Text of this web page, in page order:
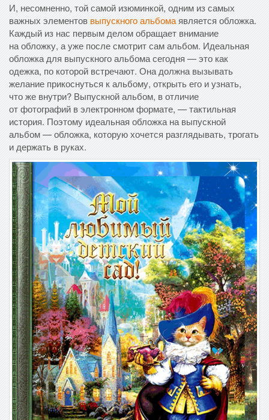
И, несомненно, той самой изюминкой, одним из самых
важных элементов выпускного альбома является обложка.
Каждый из нас первым делом обращает внимание
на обложку, а уже после смотрит сам альбом. Идеальная
обложка для выпускного альбома сегодня — это как
одежка, по которой встречают. Она должна вызывать
желание прикоснуться к альбому, открыть его и узнать,
что же внутри? Выпускной альбом, в отличие
от фотографий в электронном формате, — тактильная
история. Поэтому идеальная обложка на выпускной
альбом — обложка, которую хочется разглядывать, трогать
и держать в руках.